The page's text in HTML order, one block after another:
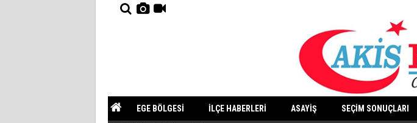
EGE BÖLGESİ İLÇE HABERLERİ ASAYİŞ SEÇİM SONUÇLARI